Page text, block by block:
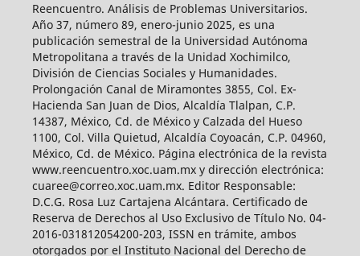
Reencuentro. Análisis de Problemas Universitarios.
Año 37, número 89, enero-junio 2025, es una
publicación semestral de la Universidad Autónoma
Metropolitana a través de la Unidad Xochimilco,
División de Ciencias Sociales y Humanidades.
Prolongación Canal de Miramontes 3855, Col. Ex-
Hacienda San Juan de Dios, Alcaldía Tlalpan, C.P.
14387, México, Cd. de México y Calzada del Hueso
1100, Col. Villa Quietud, Alcaldía Coyoacán, C.P. 04960,
México, Cd. de México. Página electrónica de la revista
www.reencuentro.xoc.uam.mx y dirección electrónica:
cuaree@correo.xoc.uam.mx. Editor Responsable:
D.C.G. Rosa Luz Cartajena Alcántara. Certificado de
Reserva de Derechos al Uso Exclusivo de Título No. 04-
2016-031812054200-203, ISSN en trámite, ambos
otorgados por el Instituto Nacional del Derecho de